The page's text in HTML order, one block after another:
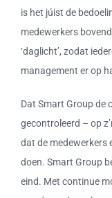
is het júist de
medewerkers
‘daglicht’, zodat
management er op
Dat Smart Group de
gecontroleerd – op
dat de medewerkers
doen. Smart Group
eind. Met continue